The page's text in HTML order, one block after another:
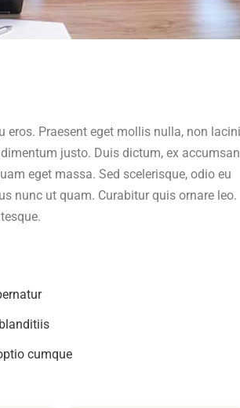
eros. Praesent eget mollis nulla, non
justo. Duis dictum, ex accumsan
eget massa. Sed scelerisque, odio eu
nunc ut quam. Curabitur quis ornare leo.
cumque